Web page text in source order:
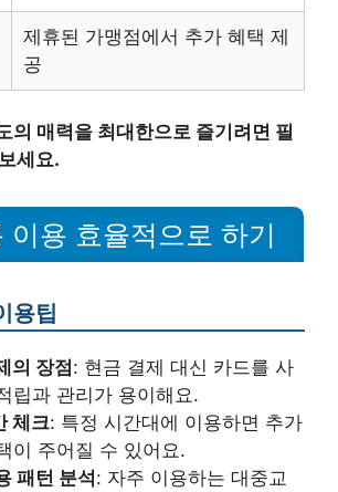
제휴된 가맹점에서 추가 혜택 제
공
의 매력을 최대한으로 즐기려면 필
세요.
이용 효율적으로 하기
용팁
의 장점: 현금 결제 대신 카드를 사
립과 관리가 용이해요.
체크: 특정 시간대에 이용하면 추가
이 주어질 수 있어요.
패턴 분석: 자주 이용하는 대중교